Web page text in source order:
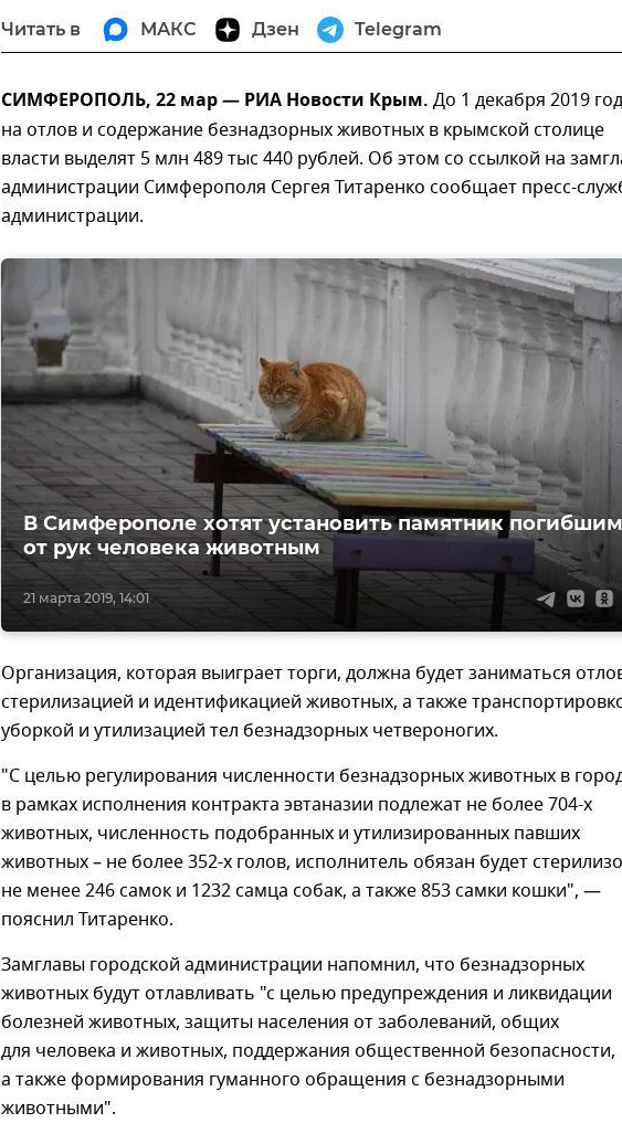
Читать в МАКС Дзен Telegram
СИМФЕРОПОЛЬ, 22 мар — РИА Новости Крым. До 1 декабря 2019
на отлов и содержание безнадзорных животных в крымской столице
власти выделят 5 млн 489 тыс 440 рублей. Об этом со ссылкой на
администрации Симферополя Сергея Титаренко сообщает пресс-
администрации.
21 марта 2019, 14:01
В Симферополе хотят установить памятник погибшим
от рук человека животным
Организация, которая выиграет торги, должна будет заниматься
стерилизацией и идентификацией животных, а также
уборкой и утилизацией тел безнадзорных четвероногих.
"С целью регулирования численности безнадзорных животных в
в рамках исполнения контракта эвтаназии подлежат не более 704-х
животных, численность подобранных и утилизированных павших
животных – не более 352-х голов, исполнитель обязан будет
не менее 246 самок и 1232 самца собак, а также 853 самки кошки", —
пояснил Титаренко.
Замглавы городской администрации напомнил, что безнадзорных
животных будут отлавливать "с целью предупреждения и ликвидации
болезней животных, защиты населения от заболеваний, общих
для человека и животных, поддержания общественной безопасности,
а также формирования гуманного обращения с безнадзорными
животными".